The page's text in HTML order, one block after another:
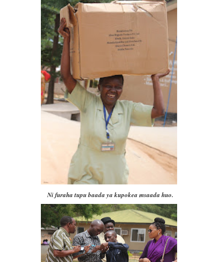
Ni furaha tupu baada ya kupokea msaada huo.